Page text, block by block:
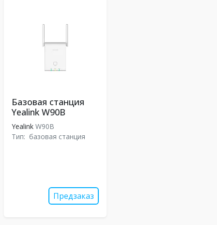
Базовая станция
Yealink W90B
Yealink W90B
Тип: базовая станция
Предзаказ